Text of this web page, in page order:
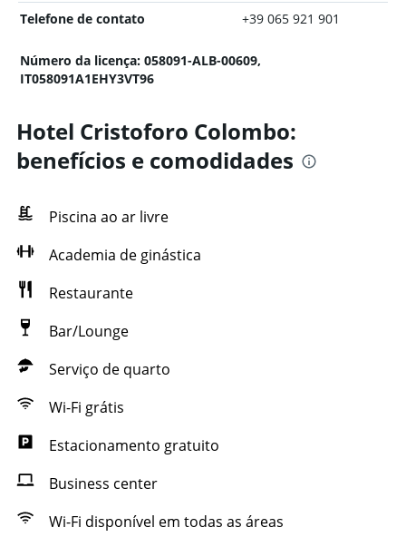
Telefone de contato
+39 065 921 901
Número da licença: 058091-ALB-00609,
IT058091A1EHY3VT96
Hotel Cristoforo Colombo:
benefícios e comodidades
Piscina ao ar livre
Academia de ginástica
Restaurante
Bar/Lounge
Serviço de quarto
Wi-Fi grátis
Estacionamento gratuito
Business center
Wi-Fi disponível em todas as áreas